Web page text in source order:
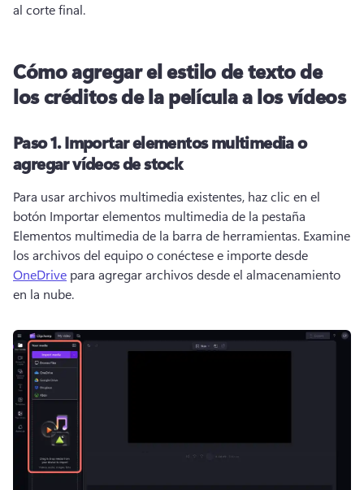
al corte final.
Cómo agregar el estilo de texto de
los créditos de la película a los vídeos
Paso 1.Importar elementos multimedia o
agregar vídeos de stock
Para usar archivos multimedia existentes, haz clic en el
botón Importar elementos multimedia de la pestaña
Elementos multimedia de la barra de herramientas. Examine
los archivos del equipo o conéctese e importe desde
OneDrive para agregar archivos desde el almacenamiento
en la nube.